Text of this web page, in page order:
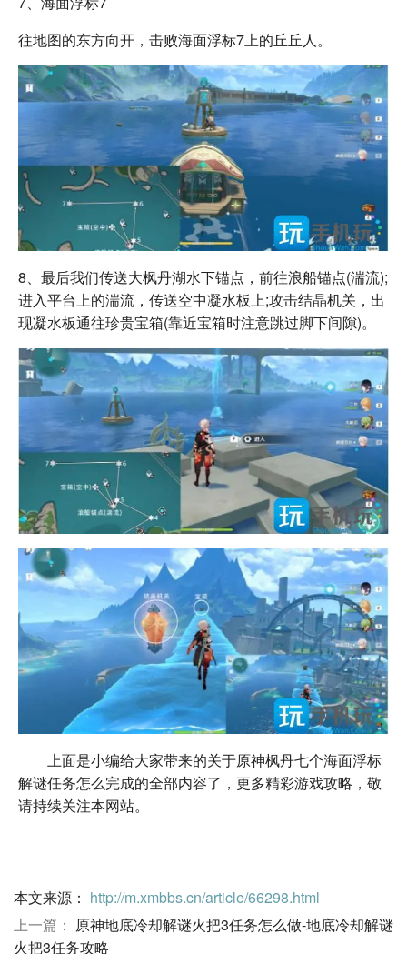
往地图的东方向开，击败海面浮标7上的丘丘人。
8、最后我们传送大枫丹湖水下锚点，前往浪船锚点(湍流);
进入平台上的湍流，传送空中凝水板上;攻击结晶机关，出
现凝水板通往珍贵宝箱(靠近宝箱时注意跳过脚下间隙)。
上面是小编给大家带来的关于原神枫丹七个海面浮标
解谜任务怎么完成的全部内容了，更多精彩游戏攻略，敬
请持续关注本网站。
本文来源： http://m.xmbbs.cn/article/66298.html
上一篇： 原神地底冷却解谜火把3任务怎么做-地底冷却解谜
火把3任务攻略